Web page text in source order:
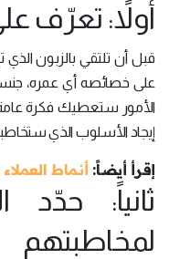
أولاً: تعرّف
قبل أن تلتقي بالزبون
على خصائصه أي عمره،
الأمور ستعطيك فكرة
إيجاد الأسلوب الذي
إقرأ أيضاً: أنماط
ثانياً: حدّد
لمخاطبتهم